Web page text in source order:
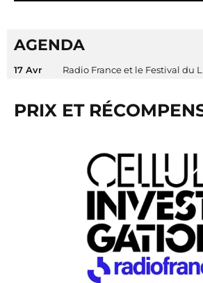
AGENDA
17 Avr Radio France et le Festival du
PRIX ET